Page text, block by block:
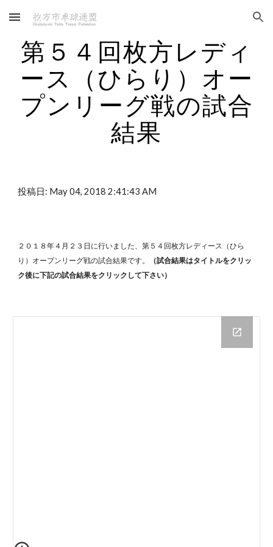
Skip to main content Skip to navigation
第５４回枚方レディ
ース（ひらり）オー
プンリーグ戦の試合
結果
投稿日: May 04, 2018 2:41:43 AM
２０１８年４月２３日に行いました、第５４回枚方レディース（ひら
り）オープンリーグ戦の試合結果です。
（試合結果はタイトルをクリッ
ク後に下記の試合結果をクリックして下さい）